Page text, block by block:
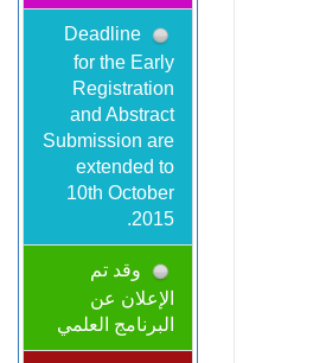
Deadline
for the Early
Registration
and Abstract
Submission are
extended to
10th October
2015.
وقد تم
الإعلان عن
البرنامج العلمي